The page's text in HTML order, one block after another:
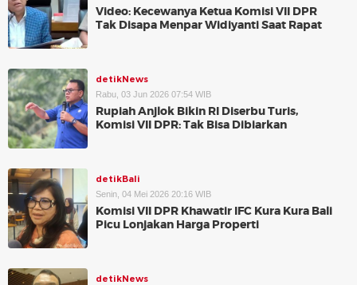
Video: Kecewanya Ketua Komisi VII DPR
Tak Disapa Menpar Widiyanti Saat Rapat
detikNews
Rabu, 03 Jun 2026 07:54 WIB
Rupiah Anjlok Bikin RI Diserbu Turis,
Komisi VII DPR: Tak Bisa Dibiarkan
detikBali
Senin, 04 Mei 2026 20:16 WIB
Komisi VII DPR Khawatir IFC Kura Kura Bali
Picu Lonjakan Harga Properti
detikNews